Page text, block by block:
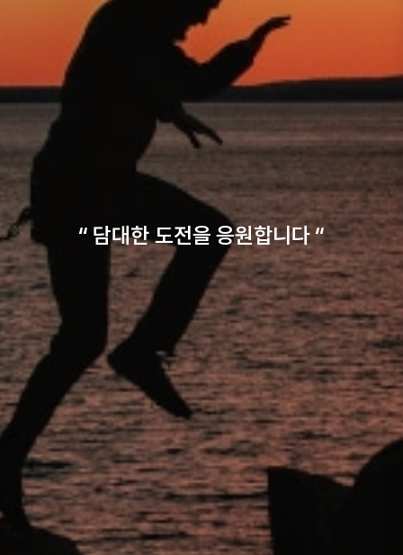
“ 담대한 도전을 응원합니다 “